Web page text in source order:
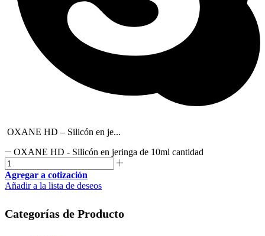
OXANE HD – Silicón en je...
OXANE HD - Silicón en jeringa de 10ml cantidad
Agregar a cotización
Añadir a la lista de deseos
Categorías de Producto